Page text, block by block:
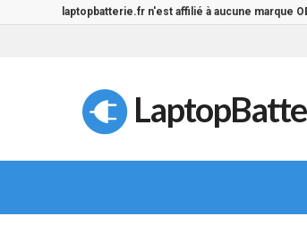
laptopbatterie.fr n'est affilié à aucune marque